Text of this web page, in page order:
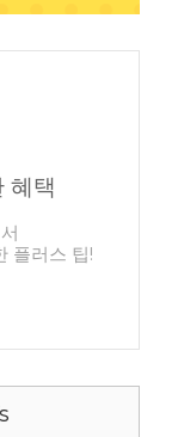
혜택
플러스 팁!